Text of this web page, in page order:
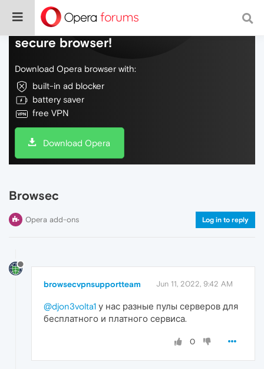
Do more on the web, with a fast and
secure browser!
Download Opera browser with:
built-in ad blocker
battery saver
free VPN
Download Opera
Browsec
Opera add-ons Log in to reply
browsecvpnsupportteam Jun 11, 2022, 9:42 AM
@djon3volta1 у нас разные пулы серверов для
бесплатного и платного сервиса.
0